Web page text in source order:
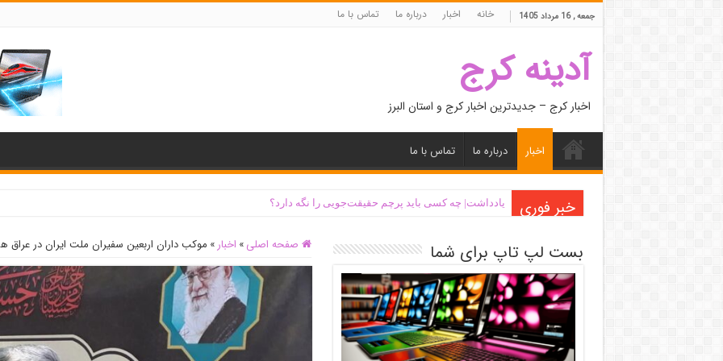
جمعه , 16 مرداد 1405 خانه اخبار درباره ما تماس با ما
آدینه کرج
اخبار کرج – جدیدترین اخبار کرج و استان البرز
اخبار درباره ما تماس با ما
خبر فوری یادداشت| ‌چه کسی باید پرچم حقیقت‌جویی را نگه دارد؟
صفحه اصلی » اخبار » موکب داران اربعین سفیران ملت ایران در عراق بست لپ تاپ برای شما